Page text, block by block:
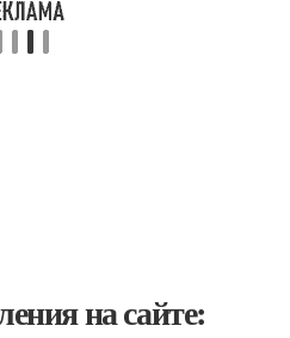
на сайте: